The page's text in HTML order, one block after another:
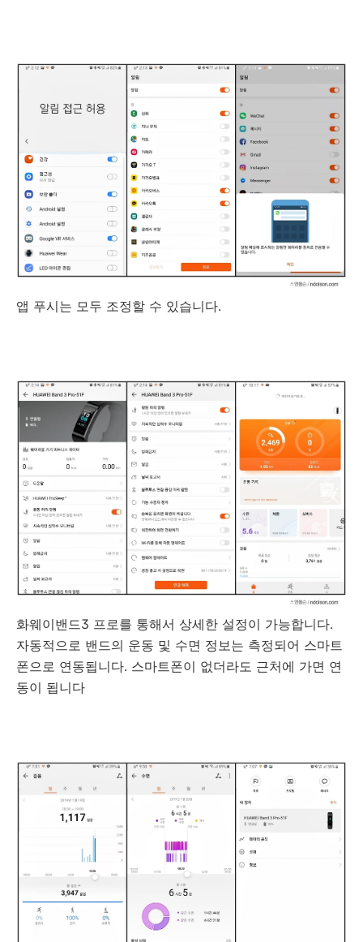
앱 푸시는 모두 조정할 수 있습니다.
화웨이밴드3 프로를 통해서 상세한 설정이 가능합니다.
자동적으로 밴드의 운동 및 수면 정보는 측정되어 스마트
폰으로 연동됩니다. 스마트폰이 없더라도 근처에 가면 연
동이 됩니다